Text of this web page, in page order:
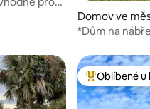
Domov ve
*Dům na
u hostů Nejlepší v
Oblíbené u